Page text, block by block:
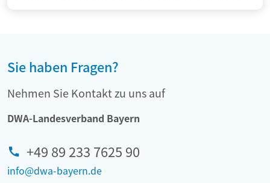
Sie haben Fragen?
Nehmen Sie Kontakt zu uns auf
DWA-Landesverband Bayern
+49 89 233 7625 90
info@dwa-bayern.de